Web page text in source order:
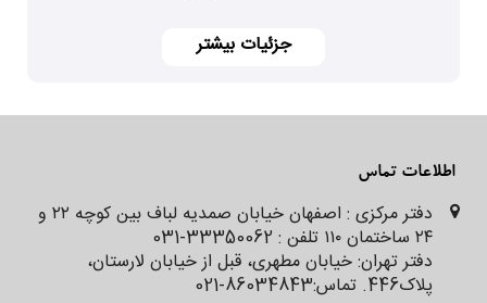
جزئیات بیشتر
اطلاعات تماس
دفتر مرکزی : اصفهان خیابان صمدیه لباف بین کوچه ۲۲ و
۲۴ ساختمان ۱۱۰ تلفن : 33350062-031
دفتر تهران: خیابان مطهری، قبل از خیابان لارستان،
پلاک‌‌‌‌‌‌446. تماس:86034843-021